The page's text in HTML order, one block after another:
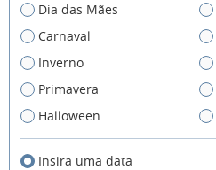
Dia das Mães
Carnaval
Inverno
Primavera
Halloween
Insira uma data